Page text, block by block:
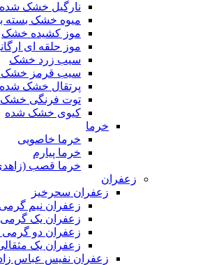
نارگیل خشک شده
میوه خشک بسته
موز کشیده خشک
موز حلقه ای
سیب زرد خشک
سیب قرمز خشک
پرتقال خشک شده
توت فرنگی
کیوی خشک شده
خرما
خرما خاصویی
خرما پیارم
خرما قصب
زعفران
زعفران سحرخیز
زعفران نیم
زعفران یک
زعفران دو
زعفران یک
زعفران نفیس عباس